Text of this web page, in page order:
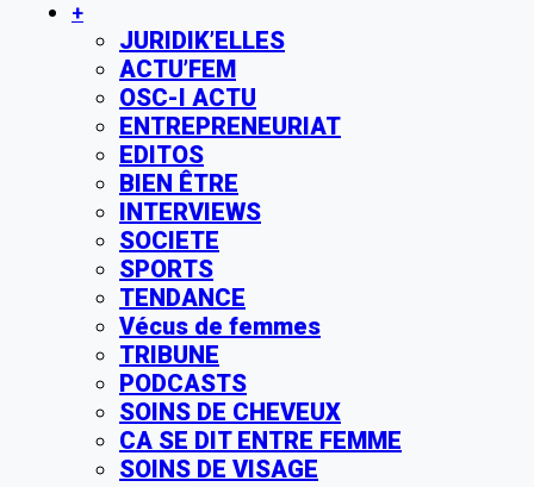
+
JURIDIK’ELLES
ACTU’FEM
OSC-I ACTU
ENTREPRENEURIAT
EDITOS
BIEN ÊTRE
INTERVIEWS
SOCIETE
SPORTS
TENDANCE
Vécus de femmes
TRIBUNE
PODCASTS
SOINS DE CHEVEUX
CA SE DIT ENTRE FEMME
SOINS DE VISAGE